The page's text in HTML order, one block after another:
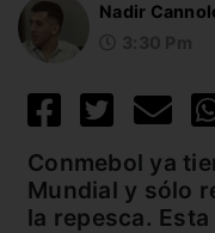
Nadir
Conmebol ya
Mundial y sólo
la repesca.